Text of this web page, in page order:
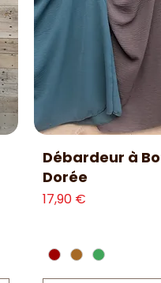
Aperçu
Débardeur à
Dorée
Prix
17,90 €